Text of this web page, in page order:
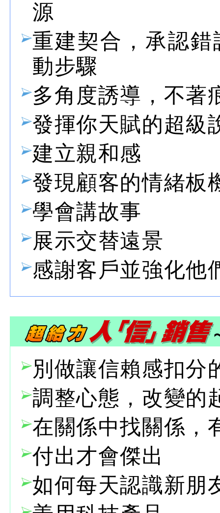
源
重建契合，承認
動步驟
多角度誘導，不著
發揮你天賦的超級
建立親和感
發現顧客的情緒板
學會講故事
展示交替遠景
感謝客戶並強化他
別做讓信賴感扣分
調整心態，改變的
在關係中找關係，
付出才會傑出
如何每天認識新朋